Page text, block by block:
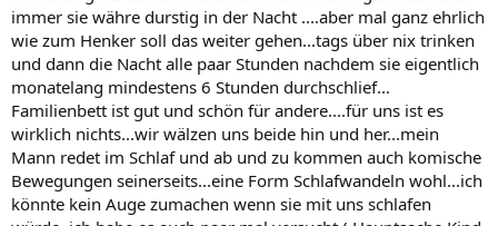
immer sie währe durstig in der Nacht ....aber mal ganz ehrlich
wie zum Henker soll das weiter gehen...tags über nix trinken
und dann die Nacht alle paar Stunden nachdem sie eigentlich
monatelang mindestens 6 Stunden durchschlief...
Familienbett ist gut und schön für andere....für uns ist es
wirklich nichts...wir wälzen uns beide hin und her...mein
Mann redet im Schlaf und ab und zu kommen auch komische
Bewegungen seinerseits...eine Form Schlafwandeln wohl...ich
könnte kein Auge zumachen wenn sie mit uns schlafen